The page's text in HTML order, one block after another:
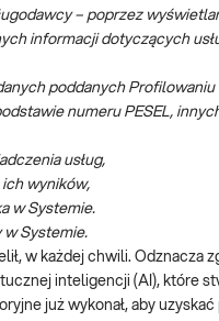
– poprzez
informacji dotyczących
poddanych
numeru PESEL,
usług,
wyników,
w Systemie.
w Systemie.
w każdej chwili.
inteligencji (AI), które
już wykonał, aby